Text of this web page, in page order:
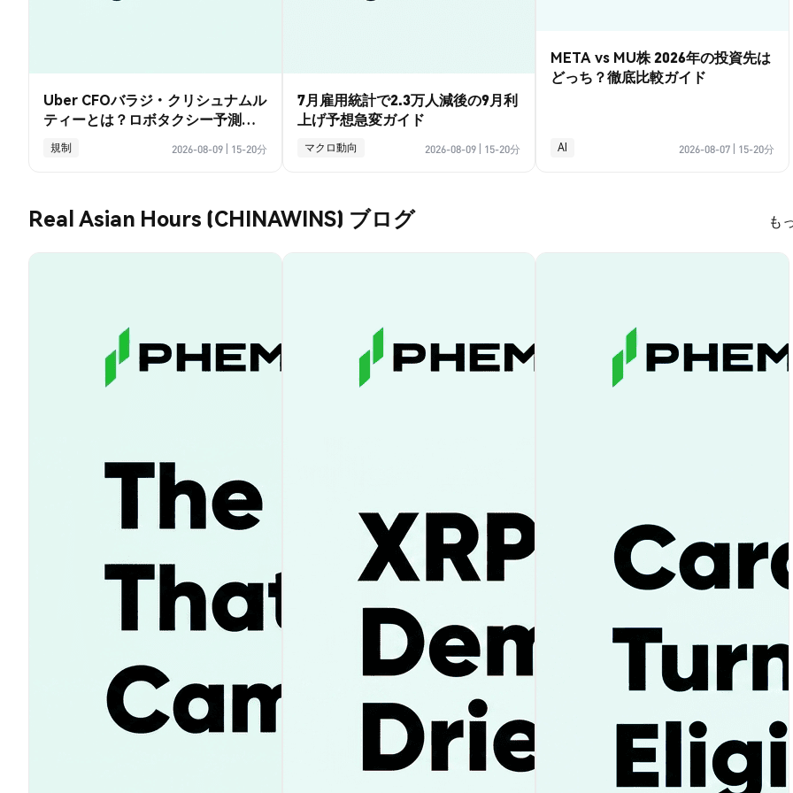
Uber CFOバラジ・クリシュナムル
ティーとは？ロボタクシー予測と
賭けの全ガイド
規制 2026-08-09 15-20分
7月雇用統計で2.3万人減後の9月利
上げ予想急変ガイド
マクロ動向 2026-08-09 15-20分
META vs MU株 2026年の投資先は
どっち？徹底比較ガイド
AI 2026-08-07 15-20分
Real Asian Hours (CHINAWINS) ブログ も